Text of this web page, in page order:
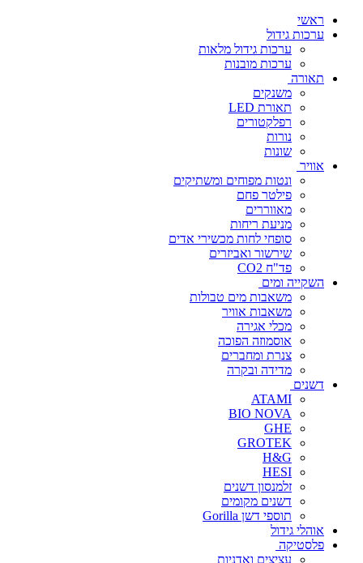
ראשי
ערכות גידול
ערכות גידול מלאות
ערכות מובנות
תאורה
משנקים
תאורת LED
רפלקטורים
נורות
שונות
אוויר
ונטות מפוחים ומשתיקים
פילטר פחם
מאווררים
מניעת ריחות
סופחי לחות מכשירי אדים
שירשור ואביזרים
פד"ח CO2
השקייה ומים
משאבות מים טבולות
משאבות אוויר
מכלי אגירה
אוסמוזה הפוכה
צנרת ומחברים
מדידה ובקרה
דשנים
ATAMI
BIO NOVA
GHE
GROTEK
H&G
HESI
זלמנסון דשנים
דשנים מקומים
תוספי דשן Gorilla
אוהלי גידול
פלסטיקה
עציצים ואדניות